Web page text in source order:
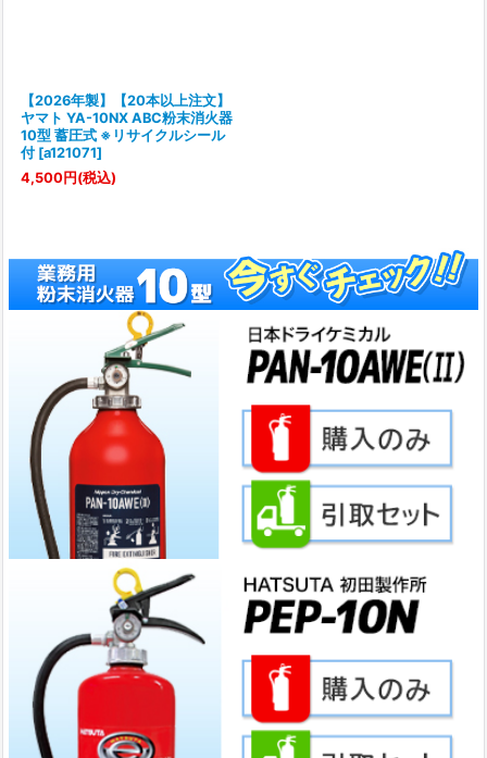
【2026年製】【20本以上注文】
ヤマト YA-10NX ABC粉末消火器
10型 蓄圧式 ※リサイクルシール
付 [a121071]
4,500円 (税込)